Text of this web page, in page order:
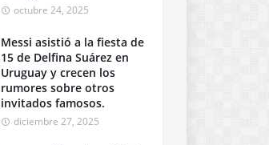
octubre 24, 2025
Messi asistió a la fiesta de
15 de Delfina Suárez en
Uruguay y crecen los
rumores sobre otros
invitados famosos.
diciembre 27, 2025